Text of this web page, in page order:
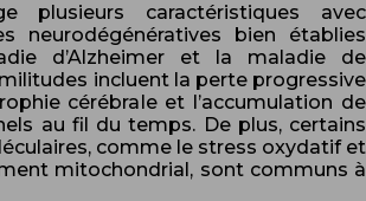
plusieurs caractéristiques avec
neurodégénératives bien établies
d’Alzheimer et la maladie de
incluent la perte progressive
cérébrale et l’accumulation de
au fil du temps. De plus, certains
comme le stress oxydatif et
mitochondrial, sont communs à